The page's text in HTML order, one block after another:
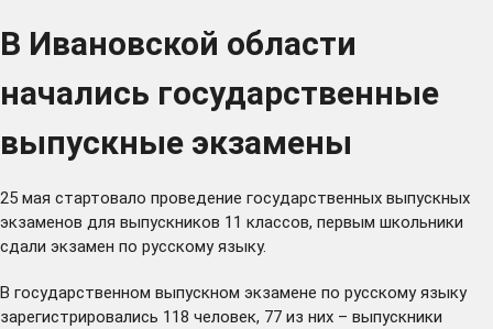
В Ивановской области
начались государственные
выпускные экзамены
25 мая стартовало проведение государственных выпускных
экзаменов для выпускников 11 классов, первым школьники
сдали экзамен по русскому языку.
В государственном выпускном экзамене по русскому языку
зарегистрировались 118 человек, 77 из них – выпускники